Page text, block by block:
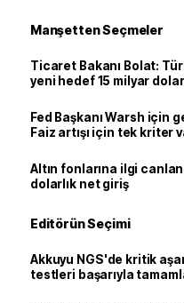
Manşetten Seçmeler
Ticaret Bakanı Bolat:
yeni hedef 15 milyar dolar
Fed Başkanı Warsh için
Faiz artışı için tek kriter
Altın fonlarına ilgi
dolarlık net giriş
Editörün Seçimi
Akkuyu NGS'de kritik
testleri başarıyla